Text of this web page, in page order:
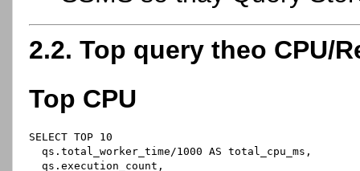
2.2. Top query theo CPU/
Top CPU
SELECT TOP 10
  qs.total_worker_time
/1000 AS total_cpu_ms,
  qs.execution_count,